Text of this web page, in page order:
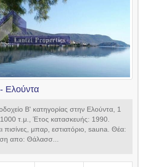
Ελούντα
B' κατηγορίας στην Ελούντα, 1
τ.μ., Έτος κατασκευής: 1990.
πισίνες, μπαρ, εστιατόριο, sauna. Θέα:
απο: Θάλασσ...